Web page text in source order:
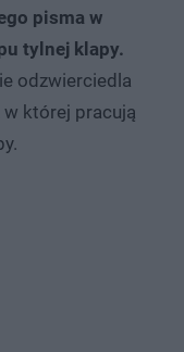
pisma w
tylnej klapy.
odzwierciedla
której pracują